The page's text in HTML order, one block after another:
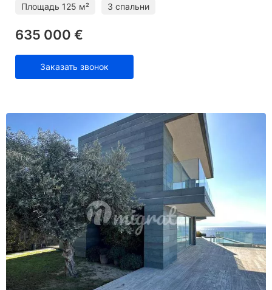
Площадь 125 м² 3 спальни
635 000 €
Заказать звонок